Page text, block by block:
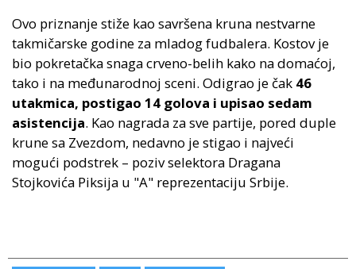
Ovo priznanje stiže kao savršena kruna nestvarne
takmičarske godine za mladog fudbalera. Kostov je
bio pokretačka snaga crveno-belih kako na domaćoj,
tako i na međunarodnoj sceni. Odigrao je čak 46
utakmica, postigao 14 golova i upisao sedam
asistencija. Kao nagrada za sve partije, pored duple
krune sa Zvezdom, nedavno je stigao i najveći
mogući podstrek – poziv selektora Dragana
Stojkovića Piksija u "A" reprezentaciju Srbije.